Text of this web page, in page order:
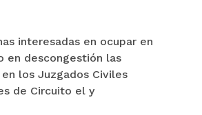
interesadas en ocupar en
en descongestión las
los Juzgados Civiles
de Circuito el y